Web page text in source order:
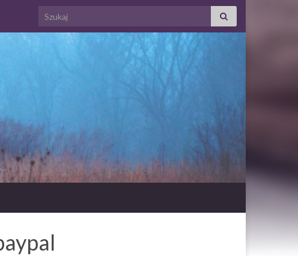
Search for: